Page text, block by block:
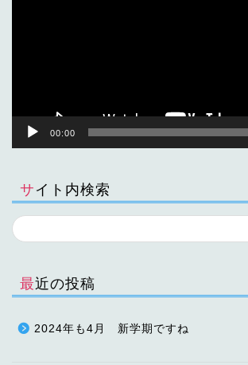
00:00
サイト内検索
最近の投稿
2024年も4月 新学期ですね